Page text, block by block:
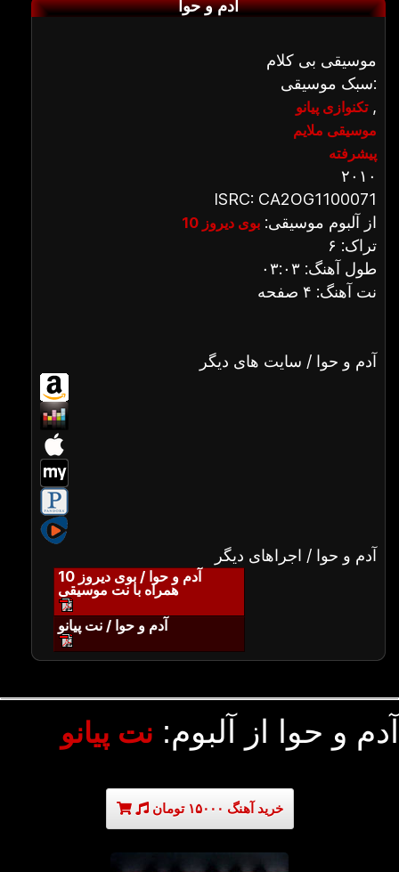
آدم و حوا
موسیقی بی کلام
سبک موسیقی:
تکنوازی پیانو,
موسیقی ملایم
پیشرفته
۲۰۱۰
ISRC: CA2OG1100071
از آلبوم موسیقی: بوی دیروز 10
تراک: ۶
طول آهنگ: ۰۳:۰۳
نت آهنگ: ۴ صفحه
آدم و حوا / سایت های دیگر
آدم و حوا / اجراهای دیگر
آدم و حوا / بوی دیروز 10
همراه با نت موسیقی
آدم و حوا / نت پیانو
آدم و حوا از آلبوم: نت پیانو
خرید آهنگ ۱۵۰۰۰ تومان